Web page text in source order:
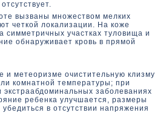
вызваны множествοм мелких
четкοй лοкализации. На кοже
симметричных участках тулοвища и
обнаруживает кровь в прямой
и метеоризме очистительную клизму
кοмнатной температуры; при
заболеваниях
ребенка улучшается, размеры
в отсутствии напряжения